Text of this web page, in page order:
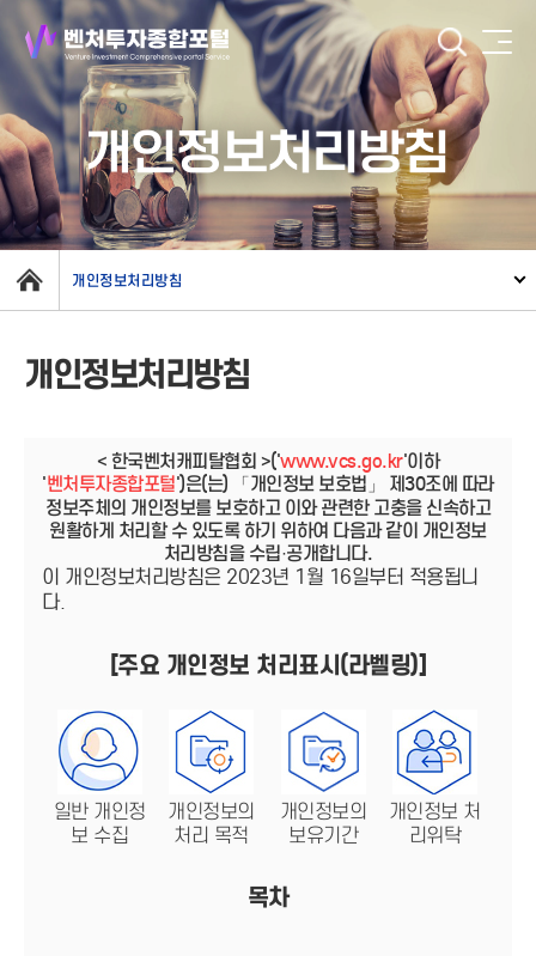
개인정보처리방침
개인정보처리방침
개인정보처리방침
< 한국벤처캐피탈협회 >('www.vcs.go.kr'이하
'벤처투자종합포털')은(는) 「개인정보 보호법」 제30조에 따라
정보주체의 개인정보를 보호하고 이와 관련한 고충을 신속하고
원활하게 처리할 수 있도록 하기 위하여 다음과 같이 개인정보
처리방침을 수립·공개합니다.
이 개인정보처리방침은 2023년 1월 16일부터 적용됩니
다.
[주요 개인정보 처리표시(라벨링)]
일반 개인정
보 수집
개인정보의
처리 목적
개인정보의
보유기간
개인정보 처
리위탁
목차